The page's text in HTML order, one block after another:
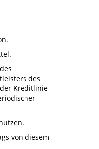
des
Kreditlinie
von diesem